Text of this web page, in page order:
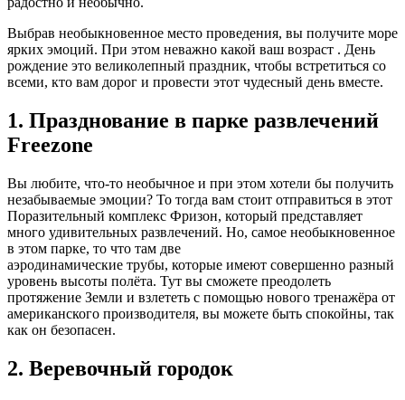
Выбрав необыкновенное место проведения, вы получите море
ярких эмоций. При этом неважно какой ваш возраст . День
рождение это великолепный праздник, чтобы встретиться со
всеми, кто вам дорог и провести этот чудесный день вместе.
1. Празднование в парке развлечений
Freezone
Вы любите, что-то необычное и при этом хотели бы получить
незабываемые эмоции? То тогда вам стоит отправиться в этот
Поразительный комплекс Фризон, который представляет
много удивительных развлечений. Но, самое необыкновенное
в этом парке, то что там две
аэродинамические трубы, которые имеют совершенно разный
уровень высоты полёта. Тут вы сможете преодолеть
протяжение Земли и взлететь с помощью нового тренажёра от
американского производителя, вы можете быть спокойны, так
как он безопасен.
2. Веревочный городок